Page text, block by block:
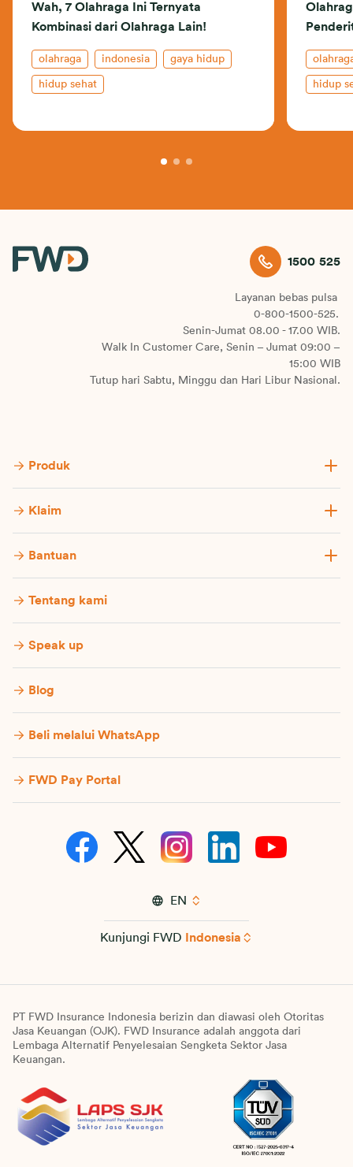
Wah, 7 Olahraga Ini Ternyata
Kombinasi dari Olahraga Lain!
olahraga indonesia gaya hidup
hidup sehat hidup
1500 525
Layanan bebas pulsa
0-800-1500-525.
Senin-Jumat 08.00 - 17.00 WIB.
Walk In Customer Care, Senin – Jumat 09:00 –
15:00 WIB
Tutup hari Sabtu, Minggu dan Hari Libur Nasional.
Produk
Klaim
Bantuan
Tentang kami
Speak up
Blog
Beli melalui WhatsApp
FWD Pay Portal
EN
Kunjungi FWD Indonesia
PT FWD Insurance Indonesia berizin dan diawasi oleh Otoritas
Jasa Keuangan (OJK). FWD Insurance adalah anggota dari
Lembaga Alternatif Penyelesaian Sengketa Sektor Jasa
Keuangan.